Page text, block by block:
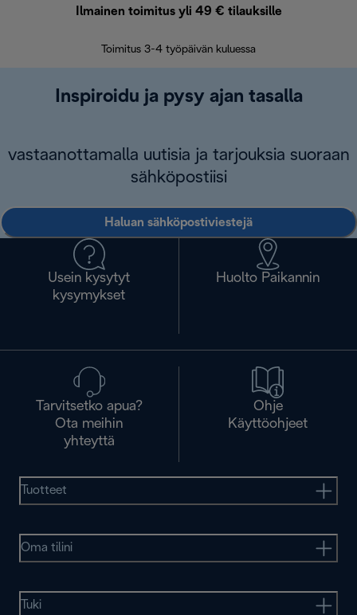
Ilmainen toimitus yli 49 € tilauksille
Toimitus 3-4 työpäivän kuluessa
Inspiroidu ja pysy ajan tasalla
vastaanottamalla uutisia ja tarjouksia suoraan
sähköpostiisi
Haluan sähköpostiviestejä
Usein kysytyt
kysymykset
Huolto Paikannin
Tarvitsetko apua?
Ota meihin
yhteyttä
Ohje
Käyttöohjeet
Tuotteet
Oma tilini
Tuki